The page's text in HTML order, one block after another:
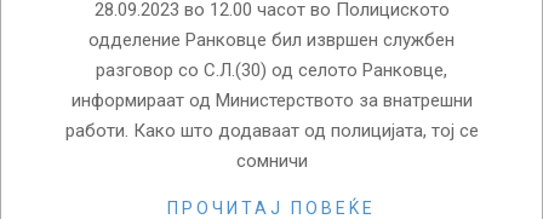
28.09.2023 во 12.00 часот во Полициското
одделение Ранковце бил извршен службен
разговор со С.Л.(30) од селото Ранковце,
информираат од Министерството за внатрешни
работи. Како што додаваат од полицијата, тој се
сомничи
ПРОЧИТАЈ ПОВЕЌЕ